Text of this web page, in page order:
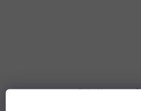
Triko Husqvarna